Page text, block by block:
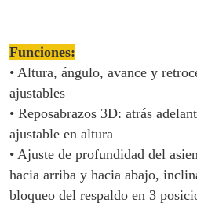
Funciones:
• Altura, ángulo, avance y
ajustables
• Reposabrazos 3D: atrás
ajustable en altura
• Ajuste de profundidad del
hacia arriba y hacia abajo,
bloqueo del respaldo en 3